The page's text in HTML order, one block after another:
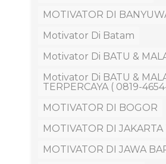
MOTIVATOR DI
Motivator Di Batam
Motivator Di BATU &
Motivator Di BATU &
TERPERCAYA ( 0819-
MOTIVATOR DI BOGOR
MOTIVATOR DI
MOTIVATOR DI JAWA